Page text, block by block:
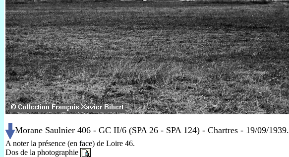
Morane Saulnier 406 - GC II/6 (SPA 26 - SPA 124) - Chartres - 19/09/1939.
A noter la présence (en face) de Loire 46.
Dos de la photographie